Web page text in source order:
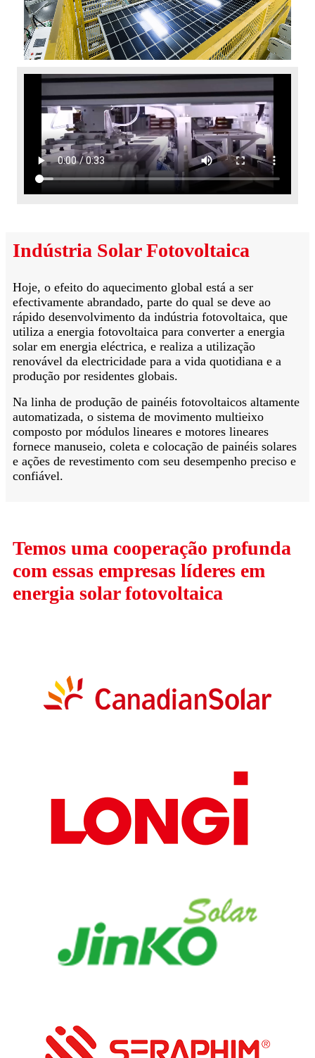
Indústria Solar Fotovoltaica
Hoje, o efeito do aquecimento global está a ser
efectivamente abrandado, parte do qual se deve ao
rápido desenvolvimento da indústria fotovoltaica, que
utiliza a energia fotovoltaica para converter a energia
solar em energia eléctrica, e realiza a utilização
renovável da electricidade para a vida quotidiana e a
produção por residentes globais.
Na linha de produção de painéis fotovoltaicos altamente
automatizada, o sistema de movimento multieixo
composto por módulos lineares e motores lineares
fornece manuseio, coleta e colocação de painéis solares
e ações de revestimento com seu desempenho preciso e
confiável.
Temos uma cooperação profunda
com essas empresas líderes em
energia solar fotovoltaica